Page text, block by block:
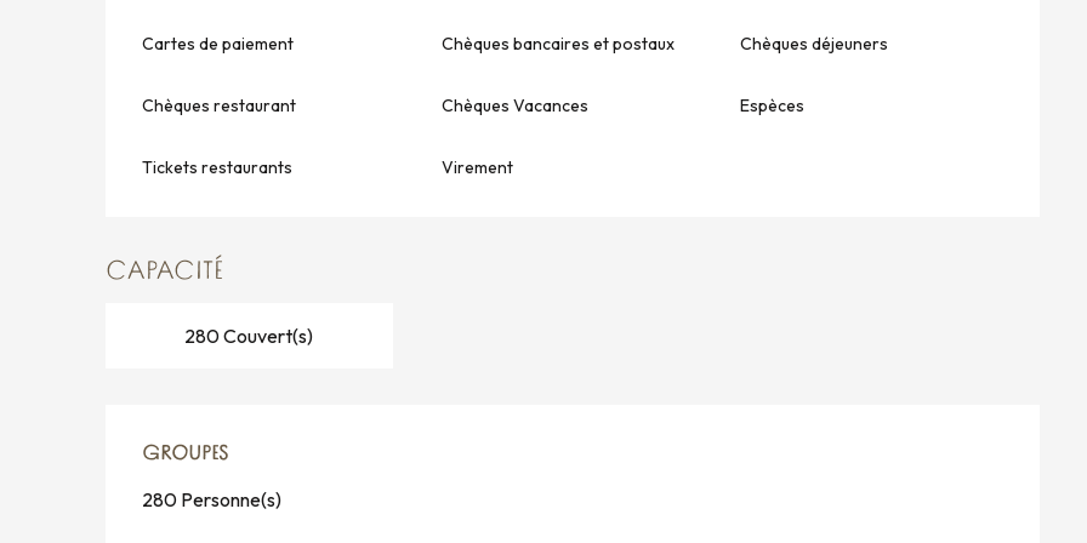
Cartes de paiement Chèques bancaires et postaux Chèques déjeuners
Chèques restaurant Chèques Vacances Espèces
Tickets restaurants Virement
CAPACITÉ
280 Couvert(s)
GROUPES
GROUPES
280 Personne(s)